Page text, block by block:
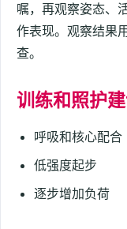
嘱，再观察姿态、
作表现。观察结果
查。
训练和照护
呼吸和核心配合
低强度起步
逐步增加负荷